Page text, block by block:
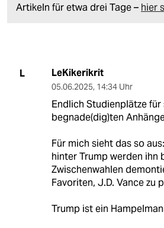
Artikeln für etwa drei Tage – hier
L LeKikerikrit
05.06.2025, 14:34 Uhr
Endlich Studienplätze für
begnade(dig)ten
Für mich sieht das so
hinter Trump werden ihn
Zwischenwahlen
Favoriten, J.D. Vance zu
Trump ist ein